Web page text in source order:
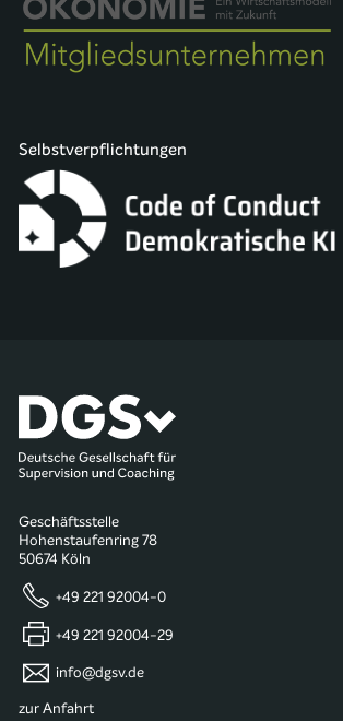
Selbstverpflichtungen
Geschäftsstelle
Hohenstaufenring 78
50674 Köln
+49 221 92004-0
+49 221 92004-29
info@dgsv.de
zur Anfahrt